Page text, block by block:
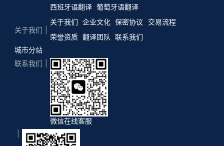
西班牙语翻译 葡萄牙语翻译
关于我们
关于我们 企业文化 保密协议
交易流程
荣誉资质 翻译团队
联系我们
城市分站
联系我们
微信在线客服